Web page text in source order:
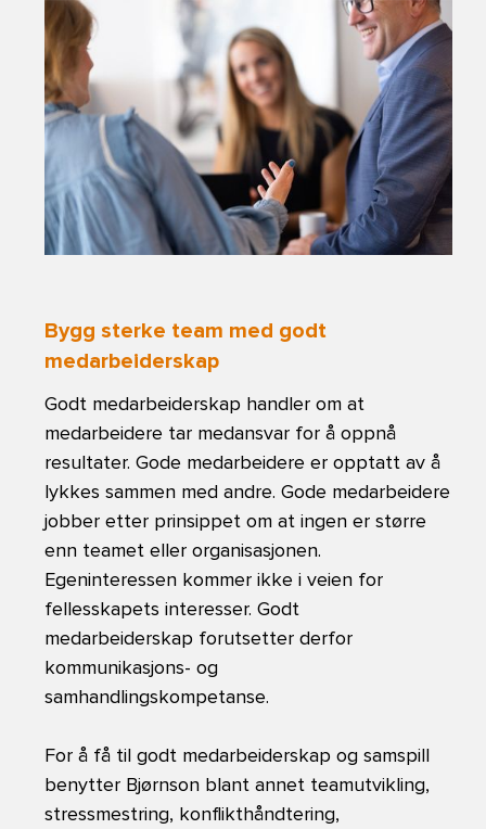
Bygg sterke team med godt
medarbeiderskap
Godt medarbeiderskap handler om at
medarbeidere tar medansvar for å oppnå
resultater. Gode medarbeidere er opptatt av å
lykkes sammen med andre. Gode medarbeidere
jobber etter prinsippet om at ingen er større
enn teamet eller organisasjonen.
Egeninteressen kommer ikke i veien for
fellesskapets interesser. Godt
medarbeiderskap forutsetter derfor
kommunikasjons- og
samhandlingskompetanse.
For å få til godt medarbeiderskap og samspill
benytter Bjørnson blant annet teamutvikling,
stressmestring, konflikthåndtering,